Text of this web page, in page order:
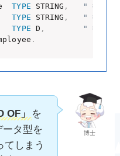
TYPE STRING ,
" 従業員
TYPE STRING ,
" 従業員
TYPE D ,
" 従業員
.
博士
OF」
を
タ型を
てしまう